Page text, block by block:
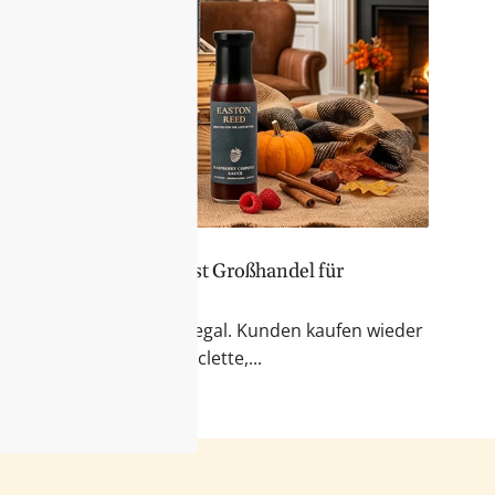
Sortiment – Feinkost Großhandel für
Blick auf das Feinkostregal. Kunden kaufen wieder
für Käseabende, Raclette,...